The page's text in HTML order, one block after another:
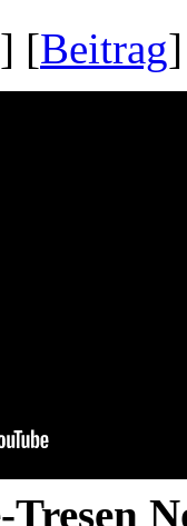
] [Beitrag